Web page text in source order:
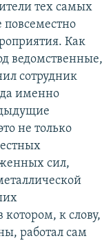
тех самых
повсеместно
Как
ведомственные,
сотрудник
именно
не только
сил,
к слову,
работал сам